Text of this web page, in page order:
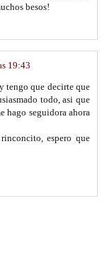
besos!
19:43
tengo que decirte que
todo, asi que
hago seguidora ahora
espero que